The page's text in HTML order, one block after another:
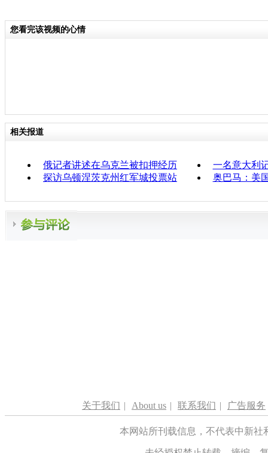
您看完该视频的心情
相关报道
俄记者讲述在乌克兰被扣押经历
一名意大利
探访乌顿涅茨克州红军城投票站
奥巴马：美
关于我们 | About us | 联系我们 | 广告服务
本网站所刊载信息，不代表中新